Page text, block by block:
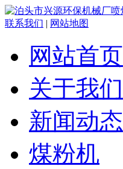
联系我们 | 网站地图
网站首页
关于我们
新闻动态
煤粉机